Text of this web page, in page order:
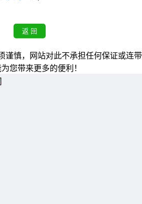
谨慎，网站对此不承担任何保证或连带
您带来更多的便利！
]